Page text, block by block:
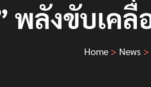
พลังขับเคลื่
Home > News >